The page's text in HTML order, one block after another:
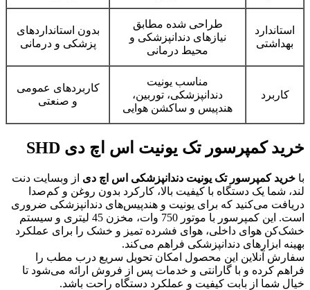
استاندارد
بهداشتی
طراحی شده مطابق
نیازهای دندانپزشکی و
محیط درمانی
بدون استانداردهای
پزشکی و درمانی
کاربرد
مناسب یونیت
دندانپزشکی، توربین،
هندپیس و ساکشن هوایی
کاربردهای عمومی
و صنعتی
خرید کمپرسور تک یونیت اس اچ دی SHD
با خرید کمپرسور تک یونیت دندانپزشکی اس اچ دی از وبسایت دنت
لند، شما یک دستگاه با کیفیت بالا، کارکرد بدون روغن و کم‌صدا
دریافت می‌کنید که برای یونیت و هندپیس‌های دندانپزشکی ضروری
است. این کمپرسور با موتور 750 وات، مخزن 45 لیتری و سیستم
خشک‌کن هوای داخلی، هوای فشرده تمیز و خشک را برای عملکرد
بهینه ابزارهای دندانپزشکی فراهم می‌کند.
سفارش آنلاین این محصول امکان تحویل سریع درب مطب را
فراهم کرده و با گارانتی و خدمات پس از فروش ارائه می‌شود تا
خیال شما از بابت کیفیت و عملکرد دستگاه راحت باشد.